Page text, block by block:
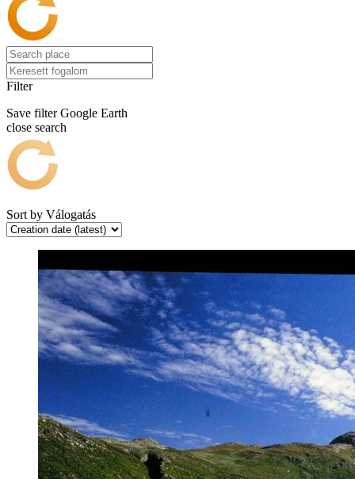
Filter
Save filter Google Earth
close search
Sort by Válogatás